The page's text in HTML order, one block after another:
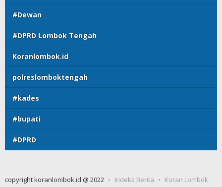
#Dewan
#DPRD Lombok Tengah
Koranlombok.id
polreslomboktengah
#kades
#bupati
#DPRD
copyright koranlombok.id @ 2022 Indeks Berita Koran Lombok